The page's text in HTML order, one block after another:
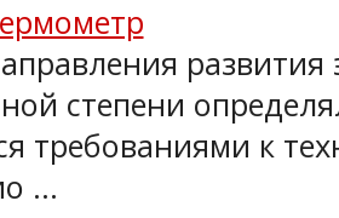
степени
требованиями к
...